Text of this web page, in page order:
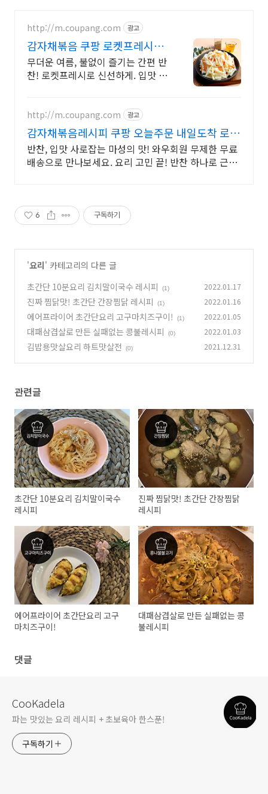
http://m.coupang.com 광고
감자채볶음 쿠팡 로켓프레시로
신선하게
무더운 여름, 불없이 즐기는 간편 반
찬! 로켓프레시로 신선하게. 입맛 돋
http://m.coupang.com 광고
감자채볶음레시피 쿠팡 오늘주문 내일도착 로켓
배송
반찬, 입맛 사로잡는 마성의 맛! 와우회원 무제한 무료
배송으로 만나보세요. 요리 고민 끝! 반찬 하나로 근사
6 구독하기
'요리' 카테고리의 다른 글
초간단 10분요리 김치말이국수 레시피
(1) 2022.01.17
진짜 찜닭맛! 초간단 간장찜닭 레시피 (1) 2022.01.16
에어프라이어 초간단요리 고구마치즈구이! (1) 2022.01.05
대패삼겹살로 만든 실패없는 콩불레시피 (0) 2022.01.03
김밥용맛살요리 하트맛살전 (0) 2021.12.31
관련글
초간단 10분요리 김치말이국수
레시피
진짜 찜닭맛! 초간단 간장찜닭
레시피
에어프라이어 초간단요리 고구
마치즈구이!
대패삼겹살로 만든 실패없는 콩
불레시피
댓글
CooKadela
파는 맛있는 요리 레시피 + 초보육아 한스푼!
구독하기